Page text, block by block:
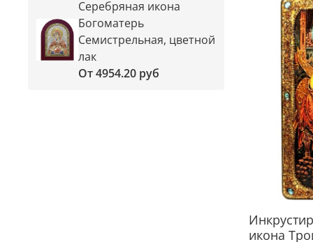
икона
Серебряная икона
Богоматерь
Семистрельная, цветной
лак
От4954.20 руб